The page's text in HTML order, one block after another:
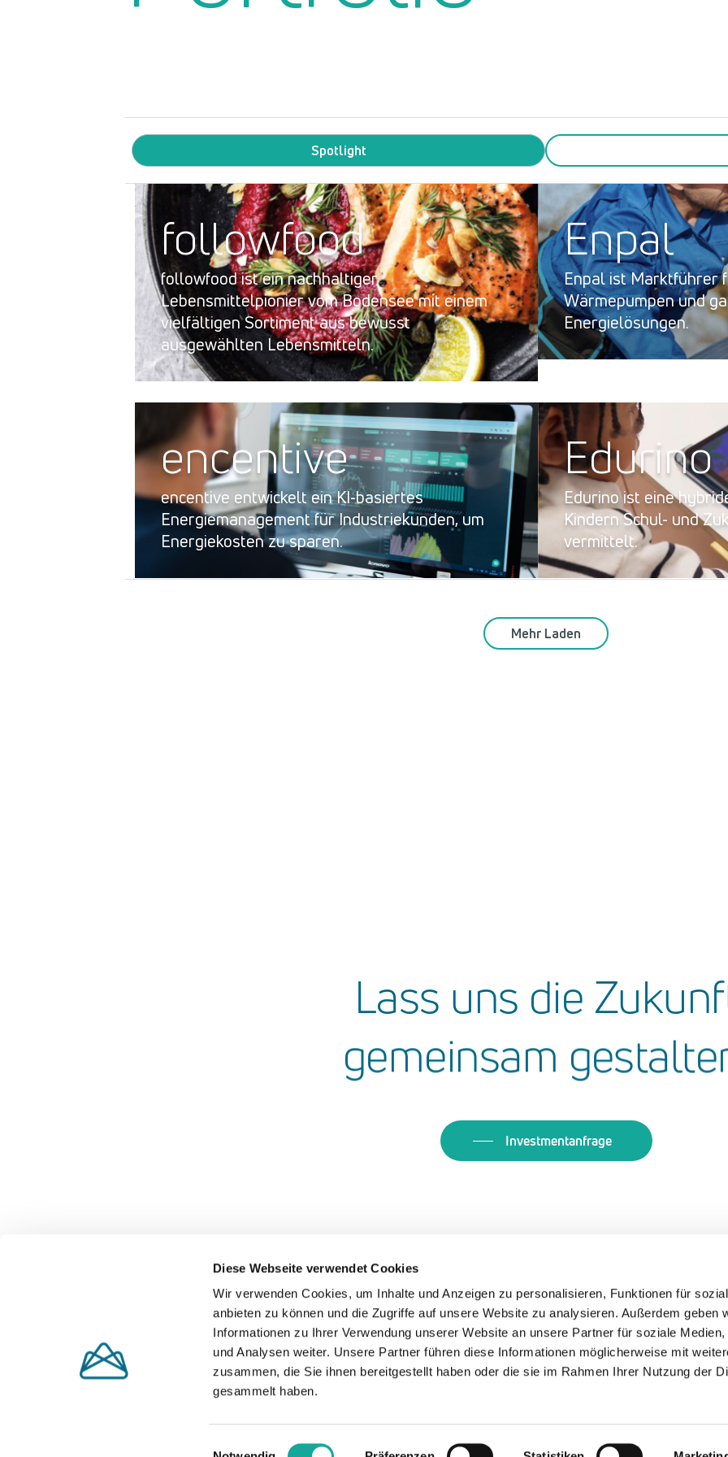
Diese Webseite verwendet Cookies
Wir verwenden Cookies, um Inhalte und Anzeigen zu personalisieren, Funktionen für
anbieten zu können und die Zugriffe auf unsere Website zu analysieren. Außerdem geben
Informationen zu Ihrer Verwendung unserer Website an unsere Partner für soziale Medien,
und Analysen weiter. Unsere Partner führen diese Informationen möglicherweise mit
zusammen, die Sie ihnen bereitgestellt haben oder die sie im Rahmen Ihrer Nutzung der
gesammelt haben.
Einwilligungsauswahl
Spotlight
followfood
followfood ist ein nachhaltiger
Lebensmittelpionier vom Bodensee mit einem
vielfältigen Sortiment aus bewusst
ausgewählten Lebensmitteln.
Enpal
Enpal ist Marktführer
Wärmepumpen und
Energielösungen.
encentive
encentive entwickelt ein KI-basiertes
Energiemanagement für Industriekunden, um
Energiekosten zu sparen.
Edurino
Edurino ist eine
Kindern Schul- und
vermittelt.
Mehr Laden
Lass uns die
gemeinsam
Investmentanfrage
Kontakt Impressum Datenschutz